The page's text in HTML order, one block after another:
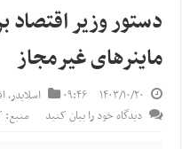
دستور وزیر اقتصاد
ماینرهای غیرمجاز
۱۴۰۳/۱۰/۲۰ ۰۹:۴۶ اسلایدر,
دیدگاه خود را بیان کنید
منبع: